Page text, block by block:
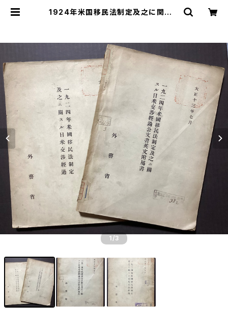
1924年米国移民法制定及之に関する
店
1 /3